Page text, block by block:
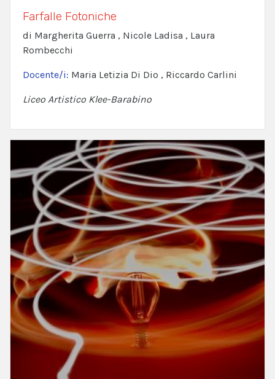
Farfalle Fotoniche
di Margherita Guerra , Nicole Ladisa , Laura
Rombecchi
Docente/i: Maria Letizia Di Dio , Riccardo Carlini
Liceo Artistico Klee-Barabino